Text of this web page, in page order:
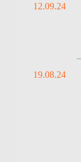
12.09.24
19.08.24